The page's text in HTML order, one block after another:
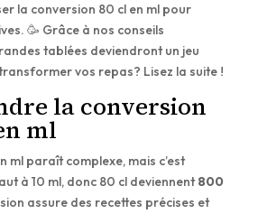
la conversion 80 cl en ml pour
🥳 Grâce à nos conseils
tablées deviendront un jeu
vos repas? Lisez la suite !
la conversion
ml
ml paraît complexe, mais c’est
à 10 ml, donc 80 cl deviennent800
assure des recettes précises et